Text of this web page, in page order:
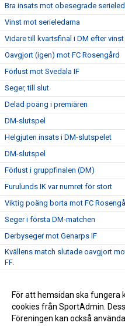
Bra insats mot obesegrade
Vinst mot serieledarna
Vidare till kvartsfinal i DM efter
Oavgjort (igen) mot FC Rosengård
Förlust mot Svedala IF
Seger, till slut
Delad poäng i premiären
DM-slutspel
Helgjuten insats i DM-slutspelet
DM-slutspel
Förlust i gruppfinalen (DM)
Furulunds IK var numret för stort
Viktig poäng borta mot FC
Seger i första DM-matchen
Derbyseger mot Genarps IF
Kvällens match slutade oavgjort
FF.
Förlust i första träningsmatchen
DM HJ 2022
För att hemsidan ska fungera
cookies från SportAdmin.
Föreningen kan också